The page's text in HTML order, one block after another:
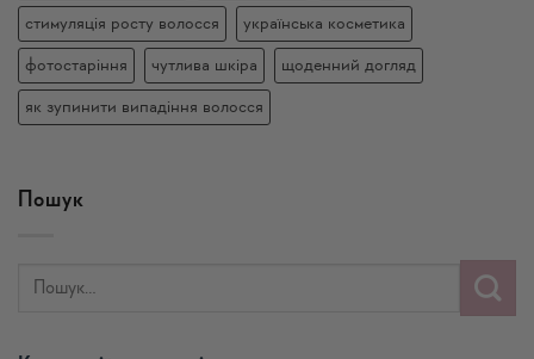
стимуляція росту волосся українська косметика
фотостаріння чутлива шкіра щоденний догляд
як зупинити випадіння волосся
Пошук